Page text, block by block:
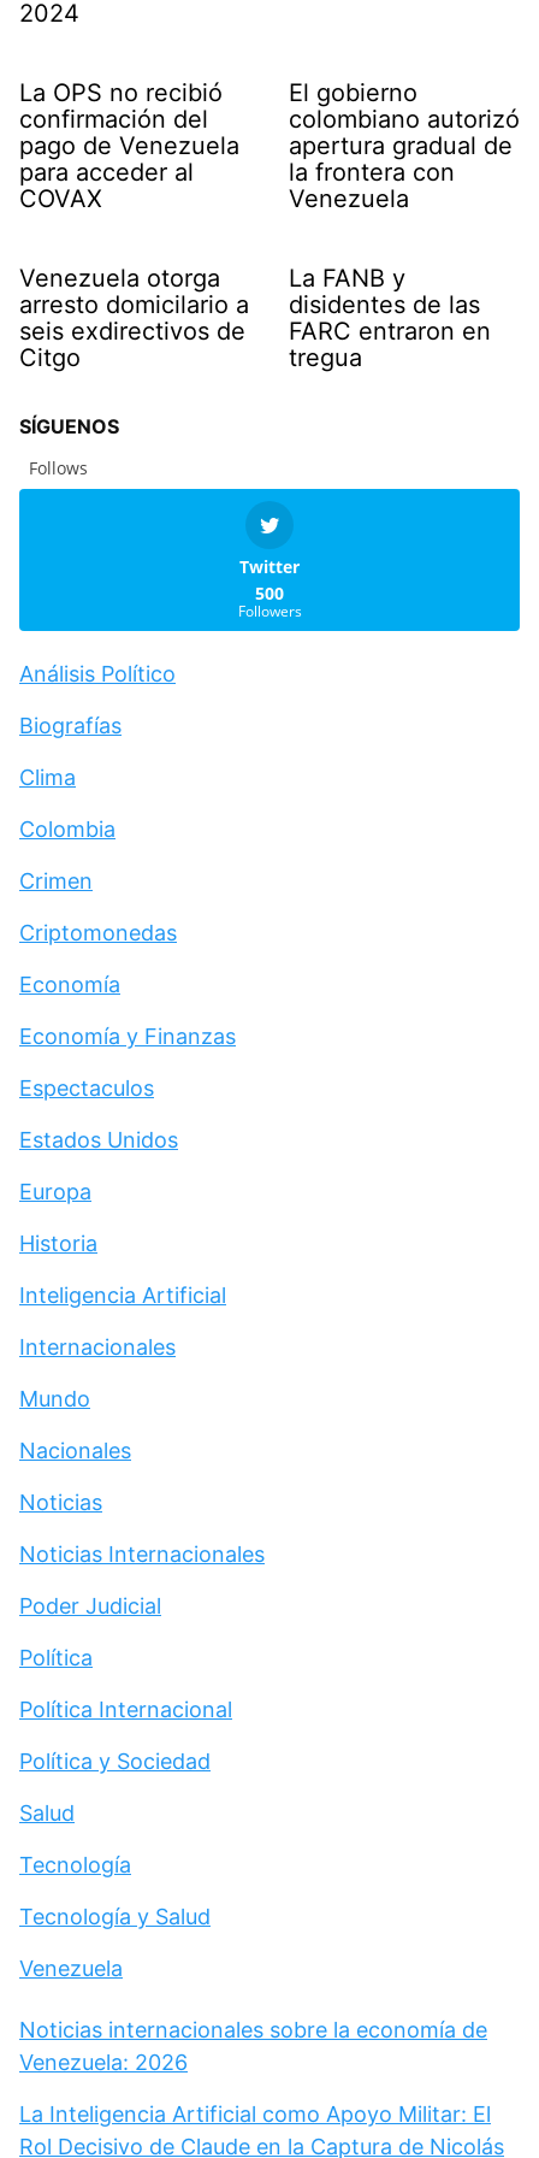
2024
La OPS no recibió
confirmación del
pago de Venezuela
para acceder al
COVAX
El gobierno
colombiano autorizó
apertura gradual de
la frontera con
Venezuela
Venezuela otorga
arresto domicilario a
seis exdirectivos de
Citgo
La FANB y
disidentes de las
FARC entraron en
tregua
SÍGUENOS
Follows
Twitter
500
Followers
Análisis Político
Biografías
Clima
Colombia
Crimen
Criptomonedas
Economía
Economía y Finanzas
Espectaculos
Estados Unidos
Europa
Historia
Inteligencia Artificial
Internacionales
Mundo
Nacionales
Noticias
Noticias Internacionales
Poder Judicial
Política
Política Internacional
Política y Sociedad
Salud
Tecnología
Tecnología y Salud
Venezuela
Noticias internacionales sobre la economía de
Venezuela: 2026
La Inteligencia Artificial como Apoyo Militar: El
Rol Decisivo de Claude en la Captura de Nicolás